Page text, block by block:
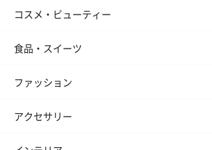
コスメ・ビューティー
食品・スイーツ
ファッション
アクセサリー